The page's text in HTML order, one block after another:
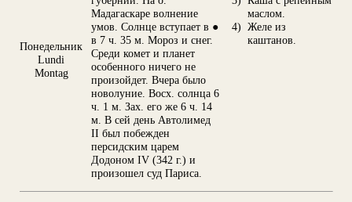
Мадагаскаре волнение
умов. Солнце вступает в ●
в 7 ч. 35 м. Мороз и снег.
Среди комет и планет
особенного ничего не
произойдет. Вчера было
новолуние. Восх. солнца 6
ч. 1 м. Зах. его же 6 ч. 14
м. В сей день Автолимед
II был побежден
персидским царем
Додоном IV (342 г.) и
произошел суд Париса.
маслом.
4) Желе из
каштанов.
Понедельник
Lundi
Montag